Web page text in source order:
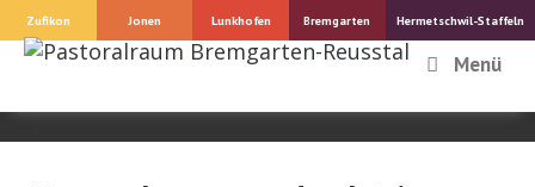
Springe
zum
Zufikon Jonen Lunkhofen Bremgarten Hermetschwil-Staffeln
Menü